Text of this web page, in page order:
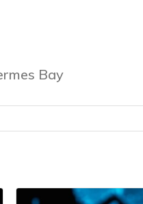
Bay